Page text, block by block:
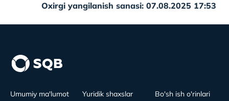
Oxirgi yangilanish sanasi: 07.08.2025 17:53
Umumiy ma'lumot
Yuridik shaxslar
Bo'sh ish o'rinlari